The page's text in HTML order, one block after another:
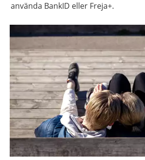
använda BankID eller Freja+.